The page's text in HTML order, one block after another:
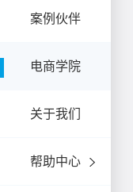
案例伙伴
电商学院
关于我们
帮助中心